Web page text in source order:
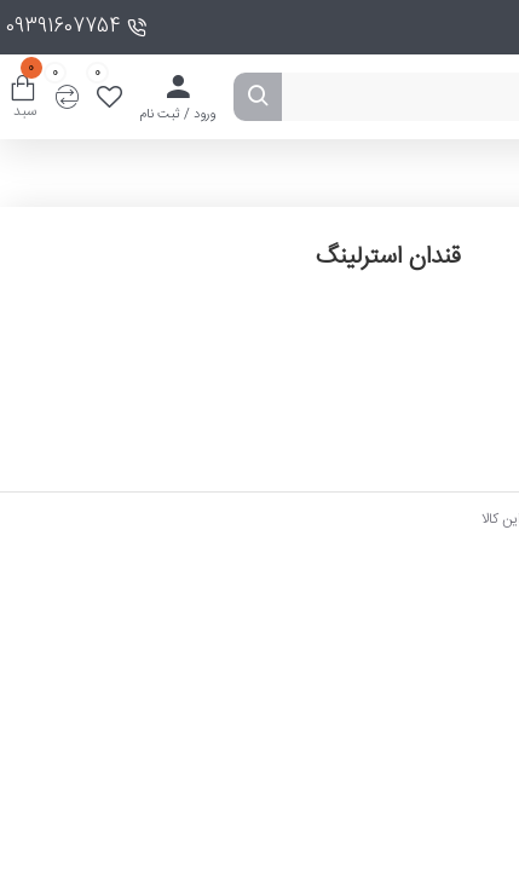
09391607754
ورود / ثبت نام
0
0
سبد
0
قندان استرلینگ
کالا